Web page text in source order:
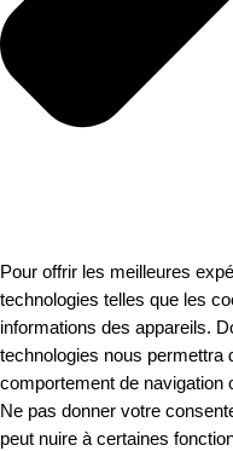
Pour offrir les meilleures
technologies telles que les
informations des appareils.
technologies nous permettra
comportement de navigation
Ne pas donner votre
peut nuire à certaines